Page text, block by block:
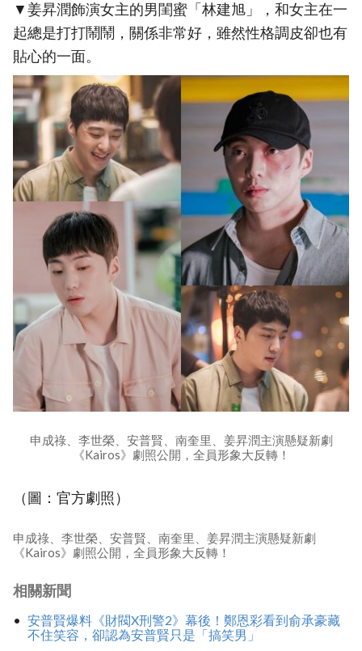
▼姜昇潤飾演女主的男閨蜜「林建旭」，和女主在一
起總是打打鬧鬧，關係非常好，雖然性格調皮卻也有
貼心的一面。
申成祿、李世榮、安普賢、南奎里、姜昇潤主演懸疑新劇
《Kairos》劇照公開，全員形象大反轉！
（圖：官方劇照）
申成祿、李世榮、安普賢、南奎里、姜昇潤主演懸疑新劇
《Kairos》劇照公開，全員形象大反轉！
相關新聞
安普賢爆料《財閥X刑警2》幕後！鄭恩彩看到俞承豪藏
不住笑容，卻認為安普賢只是「搞笑男」